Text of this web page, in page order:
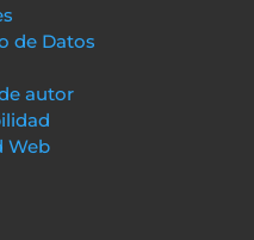
de Datos
autor
Web